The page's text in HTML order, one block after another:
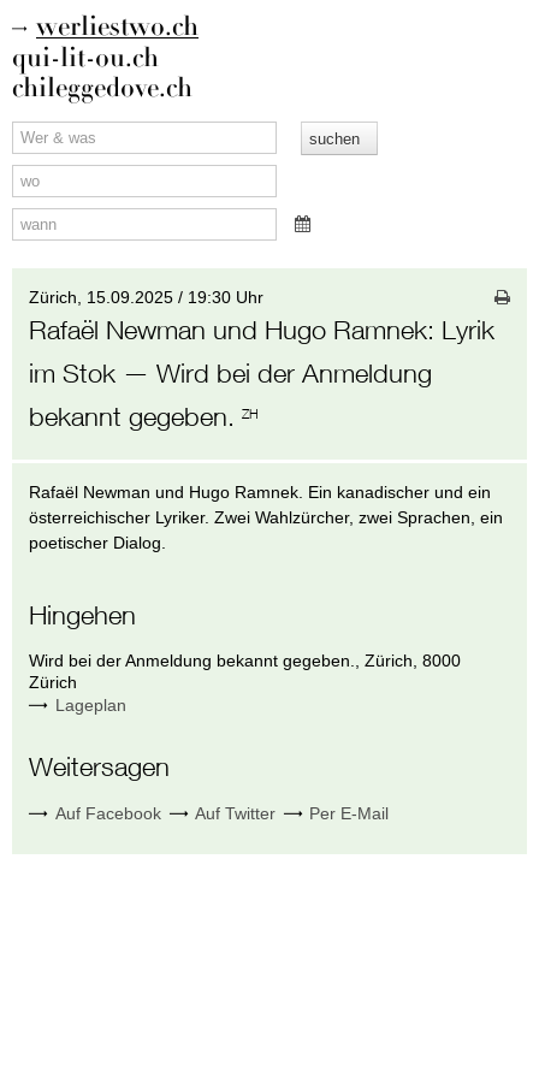
werliestwo.ch
qui-lit-ou.ch
chileggedove.ch
Zürich, 15.09.2025 / 19:30 Uhr
Rafaël Newman und Hugo Ramnek: Lyrik
im Stok — Wird bei der Anmeldung
bekannt gegeben.ZH
Rafaël Newman und Hugo Ramnek. Ein kanadischer und ein
österreichischer Lyriker. Zwei Wahlzürcher, zwei Sprachen, ein
poetischer Dialog.
Hingehen
Wird bei der Anmeldung bekannt gegeben. ,Zürich ,8000
Zürich
Lageplan
Weitersagen
Auf Facebook Auf Twitter Per E-Mail